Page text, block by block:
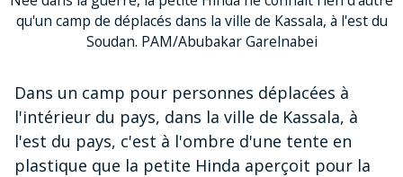
qu'un camp de déplacés dans la ville de Kassala, à l'est du
Soudan. PAM/Abubakar Garelnabei
Dans un camp pour personnes déplacées à
l'intérieur du pays, dans la ville de Kassala, à
l'est du pays, c'est à l'ombre d'une tente en
plastique que la petite Hinda aperçoit pour la